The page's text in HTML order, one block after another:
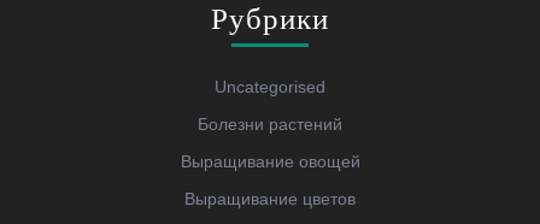
Рубрики
Uncategorised
Болезни растений
Выращивание овощей
Выращивание цветов